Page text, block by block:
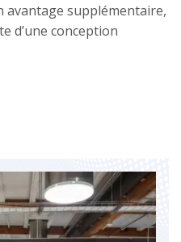
avantage supplémentaire,
d’une conception